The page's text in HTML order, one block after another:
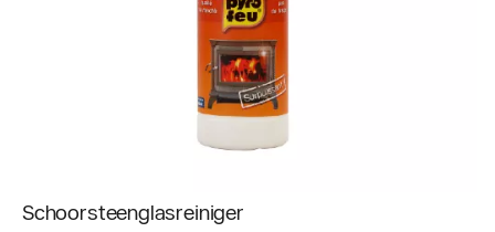
Schoorsteenglasreiniger